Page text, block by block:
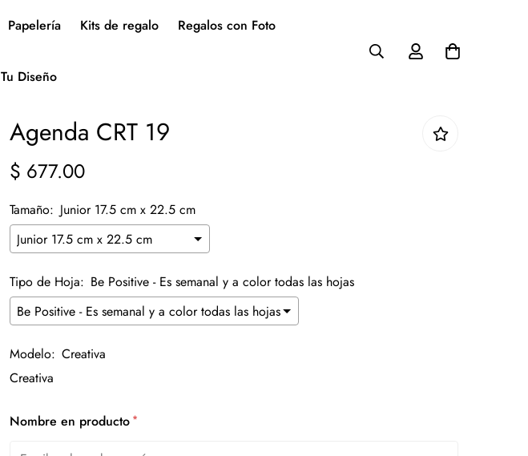
Papelería Kits de regalo Regalos con Foto
Tu Diseño
Agenda CRT 19
Precio
$ 677.00
Tamaño: Junior 17.5 cm x 22.5 cm
Tipo de Hoja: Be Positive - Es semanal y a color todas las hojas
Modelo: Creativa
Nombre en producto *